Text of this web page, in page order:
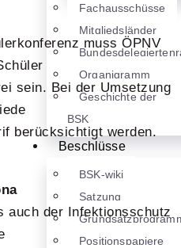
Fachausschüsse
Mitgliedsländer
Organigramm
Geschichte der
BSK
Beschlüsse
BSK-wiki
Satzung
Positionspapiere
muss ÖPNV
sein. Bei der Umsetzung
berücksichtigt werden.
auch der Infektionsschutz